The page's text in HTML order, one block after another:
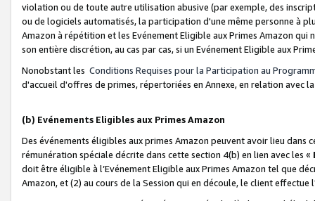
violation ou de toute autre utilisation abusive (par exemple, des
ou de logiciels automatisés, la participation d'une même personne à
Amazon à répétition et les Evénement Eligible aux Primes Amazon qui
son entière discrétion, au cas par cas, si un Evénement Eligible aux
Nonobstant les Conditions Requises pour la Participation au
d'accueil d'offres de primes, répertoriées en Annexe, en relation avec
(b) Evénements Eligibles aux Primes Amazon
Des événements éligibles aux primes Amazon peuvent avoir lieu dans
rémunération spéciale décrite dans cette section 4(b) en lien avec les «
doit être éligible à l’Evénement Eligible aux Primes Amazon tel que
Amazon, et (2) au cours de la Session qui en découle, le client